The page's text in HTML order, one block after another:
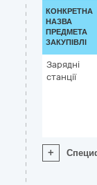
КОНКРЕТНА
НАЗВА
ПРЕДМЕТА
ЗАКУПІВЛІ
Зарядні
станції
+